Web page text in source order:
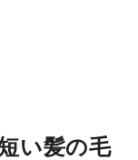
い髪の毛